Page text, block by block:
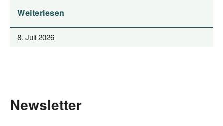
Weiterlesen
8. Juli 2026
Newsletter